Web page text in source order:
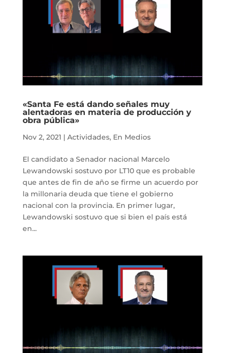
«Santa Fe está dando señales muy
alentadoras en materia de producción y
obra pública»
Nov 2, 2021 | Actividades, En Medios
El candidato a Senador nacional Marcelo
Lewandowski sostuvo por LT10 que es probable
que antes de fin de año se firme un acuerdo por
la millonaria deuda que tiene el gobierno
nacional con la provincia. En primer lugar,
Lewandowski sostuvo que si bien el país está
en...